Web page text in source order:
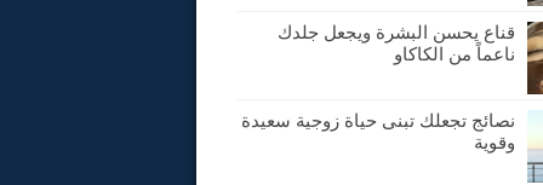
قناع يحسن البشرة ويجعل جلدك
ناعماً من الكاكاو
نصائج تجعلك تبنى حياة زوجية سعيدة
وقوية